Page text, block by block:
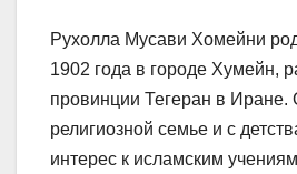
Рухолла Мусави Хомейни
1902 года в городе Хумейн,
провинции Тегеран в Иране.
религиозной семье и с
интерес к исламским